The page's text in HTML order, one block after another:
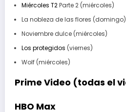
Miércoles T2Parte 2 (miércoles)
La nobleza de las flores (domingo)
Noviembre dulce (miércoles)
Los protegidos (viernes)
Wolf (miércoles)
Prime Video (todas el
HBO Max